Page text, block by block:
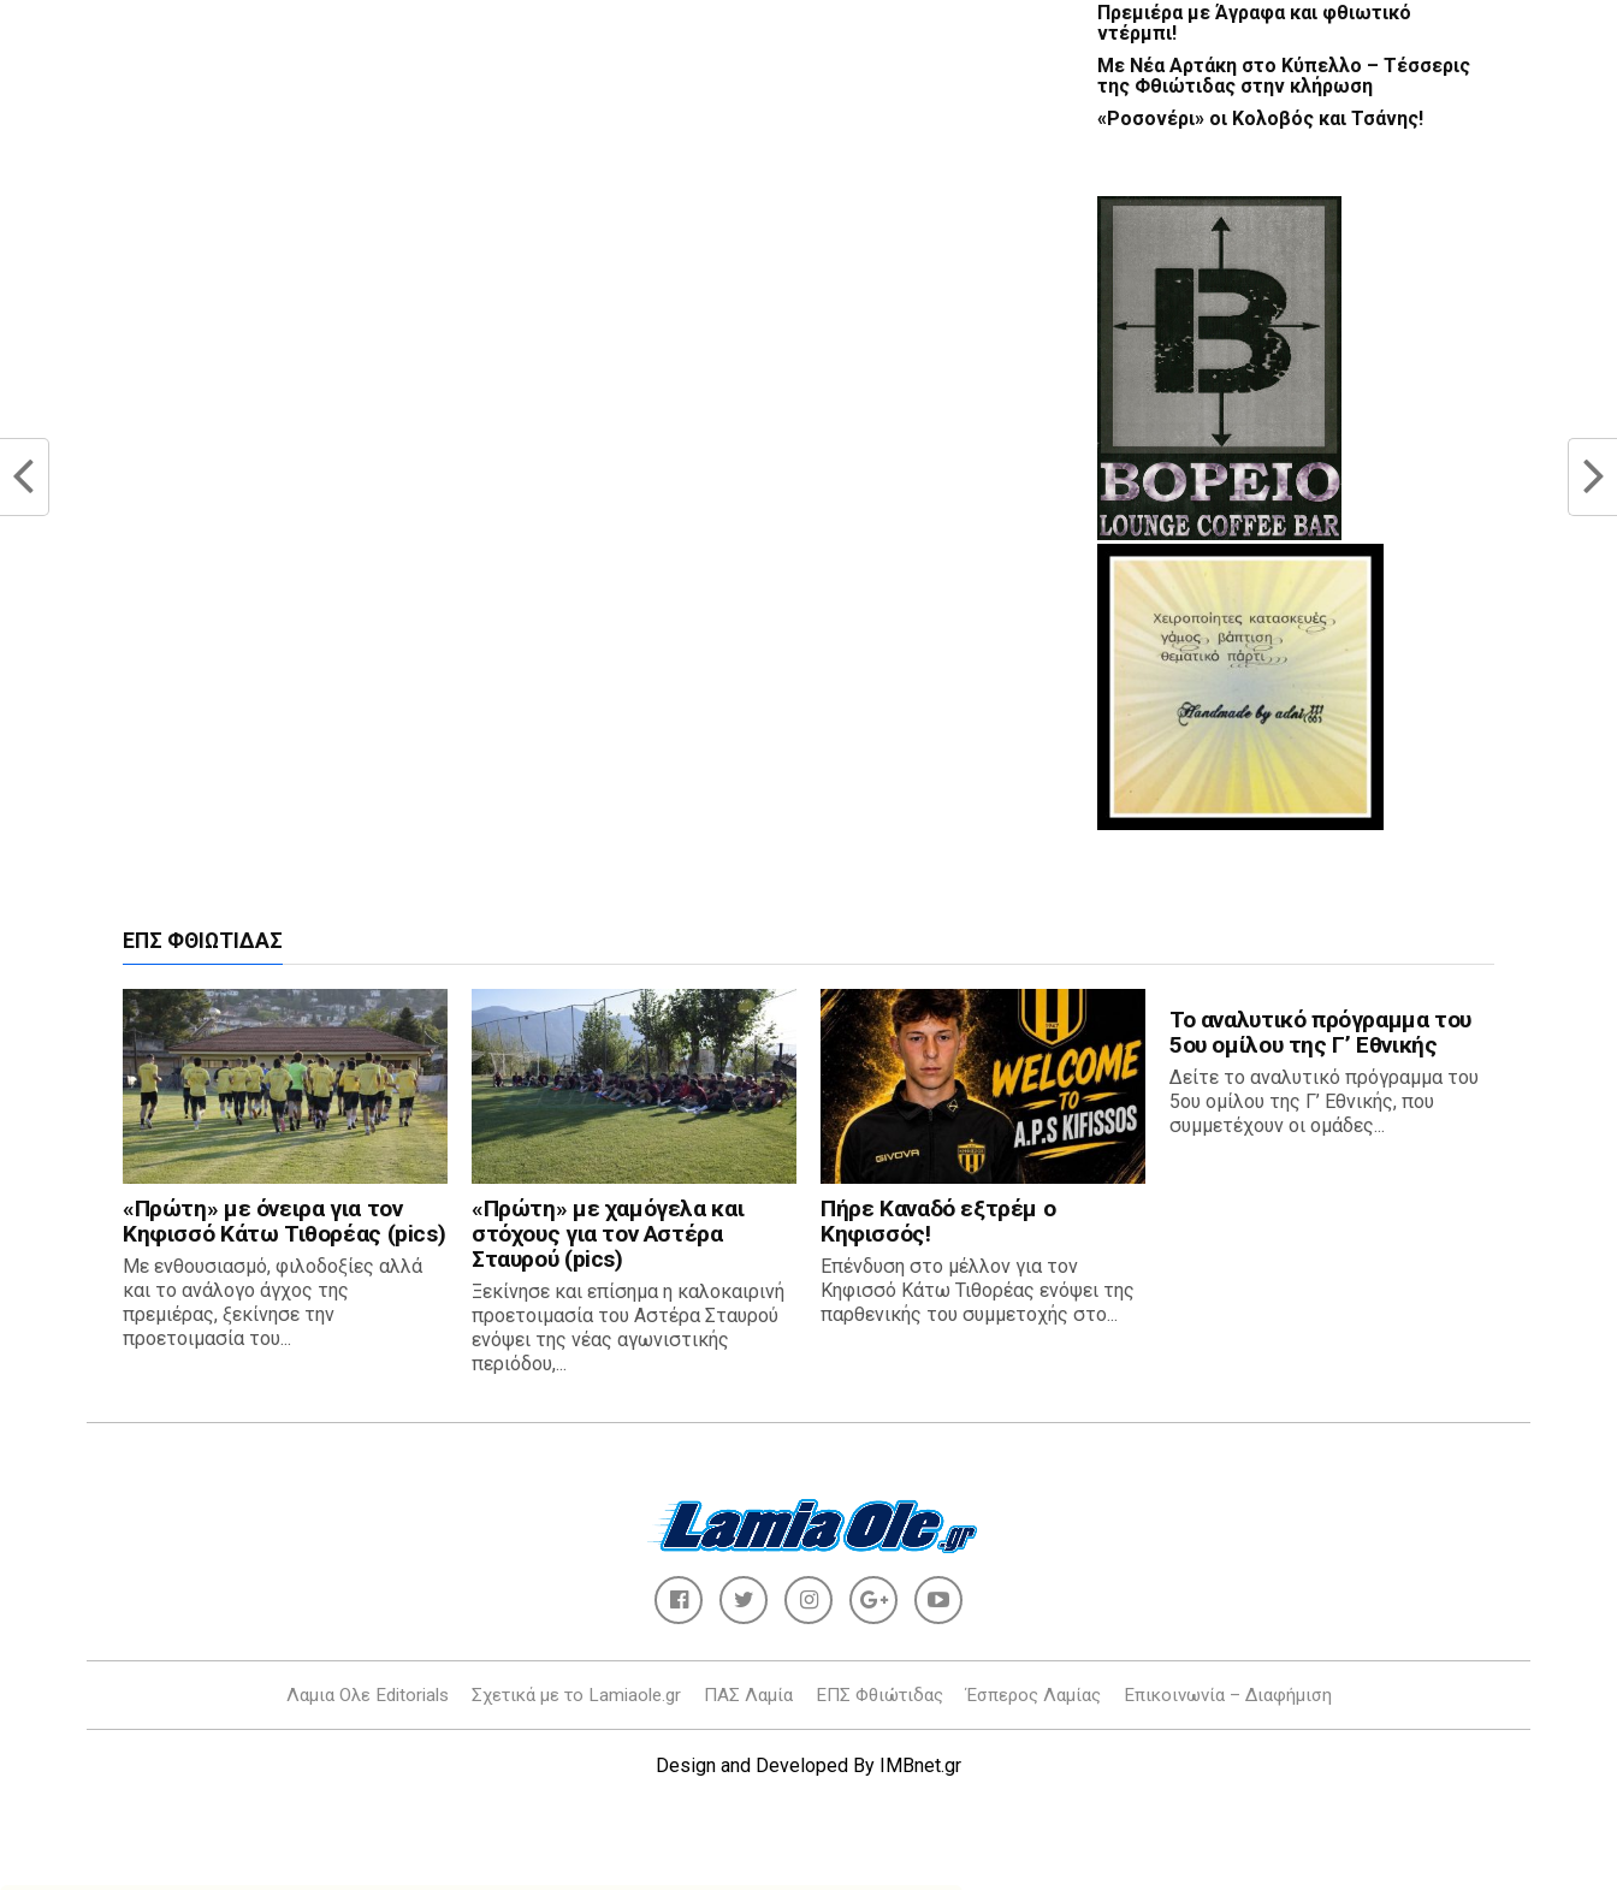
Πρεμιέρα με Άγραφα και φθιωτικό
ντέρμπι!
Με Νέα Αρτάκη στο Κύπελλο – Τέσσερις
της Φθιώτιδας στην κλήρωση
«Ροσονέρι» οι Κολοβός και Τσάνης!
ΕΠΣ ΦΘΙΏΤΙΔΑΣ
«Πρώτη» με όνειρα για τον
Κηφισσό Κάτω Τιθορέας (pics)
Με ενθουσιασμό, φιλοδοξίες αλλά
και το ανάλογο άγχος της
πρεμιέρας, ξεκίνησε την
προετοιμασία του...
«Πρώτη» με χαμόγελα και
στόχους για τον Αστέρα
Σταυρού (pics)
Ξεκίνησε και επίσημα η καλοκαιρινή
προετοιμασία του Αστέρα Σταυρού
ενόψει της νέας αγωνιστικής
περιόδου,...
Πήρε Καναδό εξτρέμ ο
Κηφισσός!
Επένδυση στο μέλλον για τον
Κηφισσό Κάτω Τιθορέας ενόψει της
παρθενικής του συμμετοχής στο...
Το αναλυτικό πρόγραμμα του
5ου ομίλου της Γ’ Εθνικής
Δείτε το αναλυτικό πρόγραμμα του
5ου ομίλου της Γ’ Εθνικής, που
συμμετέχουν οι ομάδες...
Λαμια Ολε Editorials Σχετικά με το Lamiaole.gr ΠΑΣ Λαμία ΕΠΣ Φθιώτιδας Έσπερος Λαμίας Επικοινωνία – Διαφήμιση
Design and Developed By IMBnet.gr